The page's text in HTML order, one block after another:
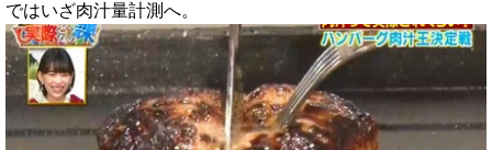
ではいざ肉汁量計測へ。